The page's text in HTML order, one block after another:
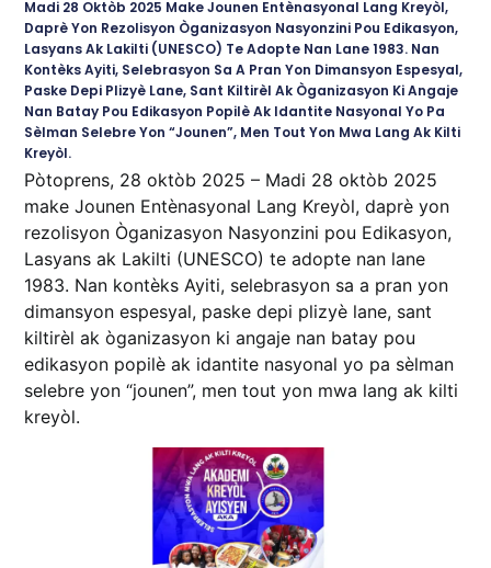
Madi 28 Oktòb 2025 Make Jounen Entènasyonal Lang Kreyòl,
Daprè Yon Rezolisyon Òganizasyon Nasyonzini Pou Edikasyon,
Lasyans Ak Lakilti (UNESCO) Te Adopte Nan Lane 1983. Nan
Kontèks Ayiti, Selebrasyon Sa A Pran Yon Dimansyon Espesyal,
Paske Depi Plizyè Lane, Sant Kiltirèl Ak Òganizasyon Ki Angaje
Nan Batay Pou Edikasyon Popilè Ak Idantite Nasyonal Yo Pa
Sèlman Selebre Yon “jounen”, Men Tout Yon Mwa Lang Ak Kilti
Kreyòl.
Pòtoprens, 28 oktòb 2025 – Madi 28 oktòb 2025
make Jounen Entènasyonal Lang Kreyòl, daprè yon
rezolisyon Òganizasyon Nasyonzini pou Edikasyon,
Lasyans ak Lakilti (UNESCO) te adopte nan lane
1983. Nan kontèks Ayiti, selebrasyon sa a pran yon
dimansyon espesyal, paske depi plizyè lane, sant
kiltirèl ak òganizasyon ki angaje nan batay pou
edikasyon popilè ak idantite nasyonal yo pa sèlman
selebre yon “jounen”, men tout yon mwa lang ak kilti
kreyòl.